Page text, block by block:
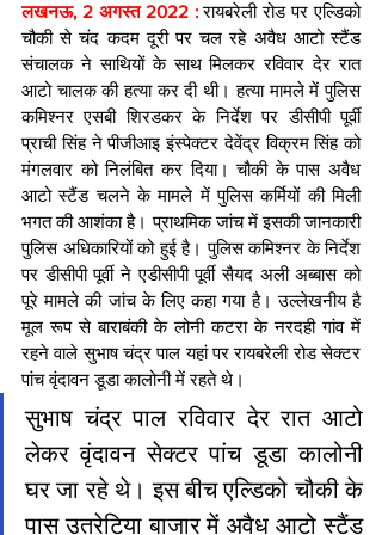
लखनऊ, 2 अगस्त 2022 : रायबरेली रोड पर एल्डिको
चौकी से चंद कदम दूरी पर चल रहे अवैध आटो स्टैंड
संचालक ने साथियों के साथ मिलकर रविवार देर रात
आटो चालक की हत्या कर दी थी। हत्या मामले में पुलिस
कमिश्नर एसबी शिरडकर के निर्देश पर डीसीपी पूर्वी
प्राची सिंह ने पीजीआइ इंस्पेक्टर देवेंद्र विक्रम सिंह को
मंगलवार को निलंबित कर दिया। चौकी के पास अवैध
आटो स्टैंड चलने के मामले में पुलिस कर्मियों की मिली
भगत की आशंका है। प्राथमिक जांच में इसकी जानकारी
पुलिस अधिकारियों को हुई है। पुलिस कमिश्नर के निर्देश
पर डीसीपी पूर्वी ने एडीसीपी पूर्वी सैयद अली अब्बास को
पूरे मामले की जांच के लिए कहा गया है। उल्लेखनीय है
मूल रूप से बाराबंकी के लोनी कटरा के नरदही गांव में
रहने वाले सुभाष चंद्र पाल यहां पर रायबरेली रोड सेक्टर
पांच वृंदावन डूडा कालोनी में रहते थे।
सुभाष चंद्र पाल रविवार देर रात आटो
लेकर वृंदावन सेक्टर पांच डूडा कालोनी
घर जा रहे थे। इस बीच एल्डिको चौकी के
पास उतरेटिया बाजार में अवैध आटो स्टैंड